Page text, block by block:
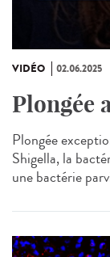
VIDÉO 02.06.2025
Plongée
Plongée
Shigella, la
une bactérie